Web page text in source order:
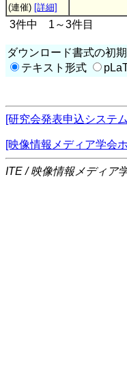
(連催) [詳細]
3件中 1～3件目
ダウンロード書式の初
テキスト形式
[研究会発表申込システ
[映像情報メディア学会
ITE / 映像情報メディア